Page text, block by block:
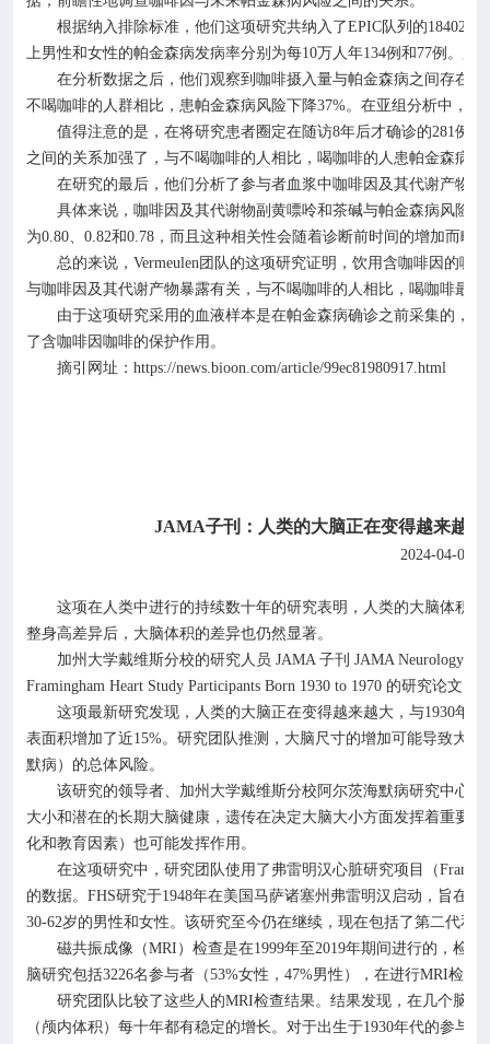
根据纳入排除标准，他们这项研究共纳入了EPIC队列的184024
上男性和女性的帕金森病发病率分别为每10万人年134例和 77例。所
在分析数据之后，他们观察到咖啡摄入量与帕金森病之间存在反
不喝咖啡的人群相比，患帕金森病风险下降37%。在亚组分析中，女
值得注意的是，在将研究患者圈定在随访8年后才确诊的281例帕
之间的关系加强了，与不喝咖啡的人相比，喝咖啡的人患帕金森病风
在研究的最后，他们分析了参与者血浆中咖啡因及其代谢产物
具体来说，咖啡因及其代谢物副黄嘌呤和茶碱与帕金森病风险
为0.80、 0.82和0.78，而且这种相关性会随着诊断前时间的增加而略
总的来说， Vermeulen团队的这项研究证明，饮用含咖啡因的咖
与咖啡因及其代谢产物暴露有关，与不喝咖啡的人相比，喝咖啡最
由于这项研究采用的血液样本是在帕金森病确诊之前采集的，
了含咖啡因咖啡的保护作用。
摘引网址： https://news.bioon.com/article/99ec81980917.html
JAMA子刊：人类的大脑正在变得越来越
2024-04-01
这项在人类中进行的持续数十年的研究表明，人类的大脑体积
整身高差异后，大脑体积的差异也仍然显著。
加州大学戴维斯分校的研究人员 JAMA 子刊 JAMA Neurology
Framingham Heart Study Participants Born 1930 to 1970 的研究论文。
这项最新研究发现，人类的大脑正在变得越来越大，与1930年代
表面积增加了近15%。研究团队推测，大脑尺寸的增加可能导致大
默病）的总体风险。
该研究的领导者、加州大学戴维斯分校阿尔茨海默病研究中心主
大小和潜在的长期大脑健康，遗传在决定大脑大小方面发挥着重要
化和教育因素）也可能发挥作用。
在这项研究中，研究团队使用了弗雷明汉心脏研究项目（
的数据。 FHS研究于1948年在美国马萨诸塞州弗雷明汉启动，旨在
30-62岁的男性和女性。该研究至今仍在继续，现在包括了第二代和
磁共振成像（MRI ）检查是在1999年至2019年期间进行的，检查
脑研究包括3226名参与者（53%女性， 47%男性），在进行MRI检查
研究团队比较了这些人的MRI检查结果。结果发现，在几个脑
（颅内体积）每十年都有稳定的增长。对于出生于1930年代的参与者